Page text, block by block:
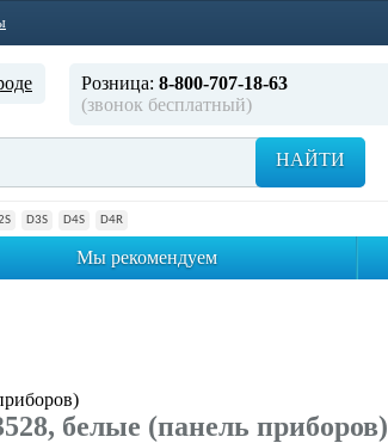
Розница: 8-800-707-18-63
(звонок бесплатный)
НАЙТИ
D3S D4S D4R
Мы рекомендуем
белые (панель приборов)